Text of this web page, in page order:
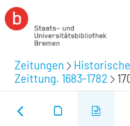
Zeitungen
Zeittung. 1683-1782